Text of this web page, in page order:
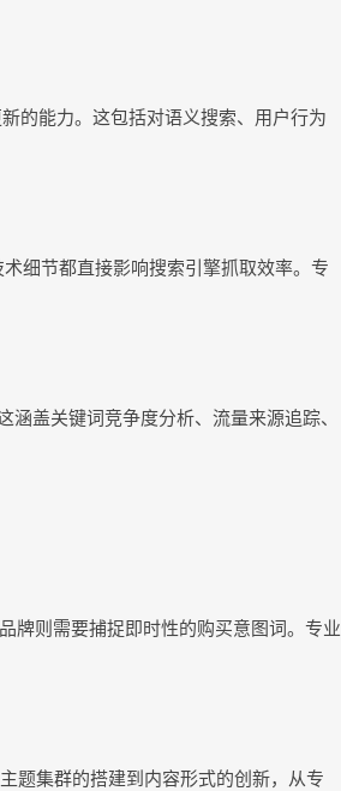
的能力。这包括对语义搜索、用户行为
细节都直接影响搜索引擎抓取效率。专
盖关键词竞争度分析、流量来源追踪、
牌则需要捕捉即时性的购买意图词。专业
题集群的搭建到内容形式的创新，从专